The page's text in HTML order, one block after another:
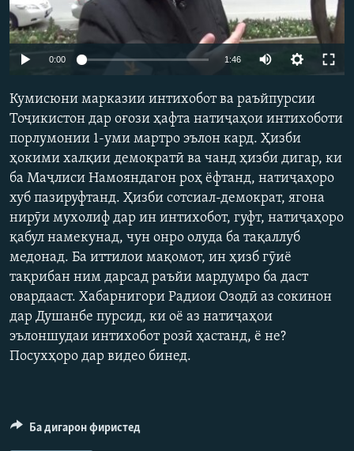
ГУЗОРИШҲОИ РАДИОӢ
Русский
Ҳамаи сомонаҳои RFE/RL
270p 404p
1080p
0:00 1:46
404p
1080p
Кумисюни марказии интихобот ва раъйпурсии
Тоҷикистон дар оғози ҳафта натиҷаҳои интихоботи
порлумонии 1-уми мартро эълон кард. Ҳизби
ҳокими халқии демократӣ ва чанд ҳизби дигар, ки
ба Маҷлиси Намояндагон роҳ ёфтанд, натиҷаҳоро
хуб пазируфтанд. Ҳизби сотсиал-демократ, ягона
нирӯи мухолиф дар ин интихобот, гуфт, натиҷаҳоро
қабул намекунад, чун онро олуда ба тақаллуб
медонад. Ба иттилои мақомот, ин ҳизб гӯиё
тақрибан ним дарсад раъйи мардумро ба даст
овардааст. Хабарнигори Радиои Озодӣ аз сокинон
дар Душанбе пурсид, ки оё аз натиҷаҳои
эълоншудаи интихобот розӣ ҳастанд, ё не?
Посухҳоро дар видео бинед.
Ба дигарон фиристед